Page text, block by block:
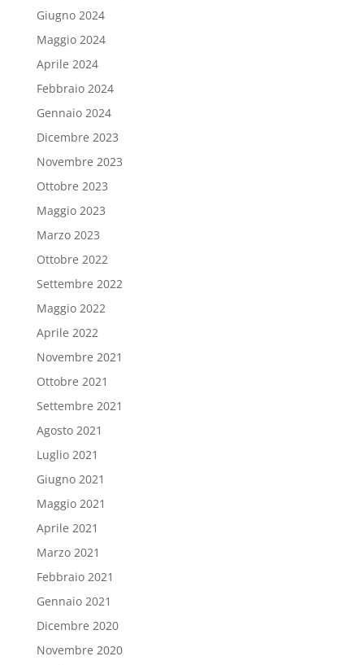
Giugno 2024
Maggio 2024
Aprile 2024
Febbraio 2024
Gennaio 2024
Dicembre 2023
Novembre 2023
Ottobre 2023
Maggio 2023
Marzo 2023
Ottobre 2022
Settembre 2022
Maggio 2022
Aprile 2022
Novembre 2021
Ottobre 2021
Settembre 2021
Agosto 2021
Luglio 2021
Giugno 2021
Maggio 2021
Aprile 2021
Marzo 2021
Febbraio 2021
Gennaio 2021
Dicembre 2020
Novembre 2020